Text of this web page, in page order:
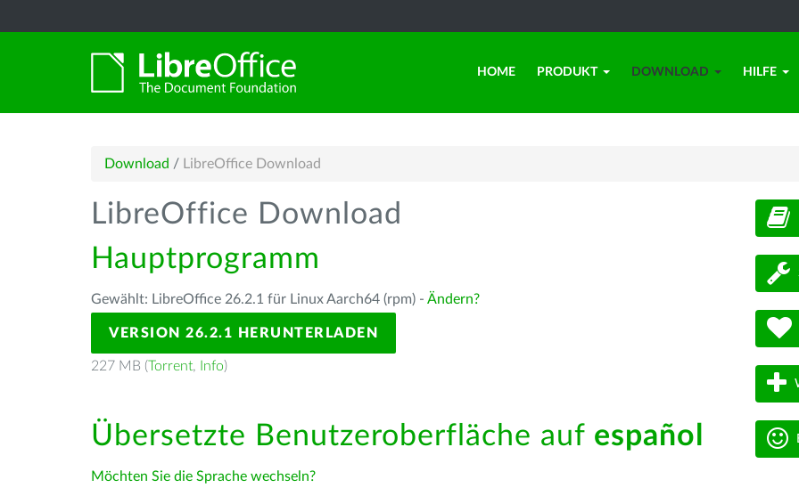
HOME PRODUKT DOWNLOAD HILFE
Download / LibreOffice Download
LibreOffice Download
Hauptprogramm
Gewählt: LibreOffice 26.2.1 für Linux Aarch64 (rpm) - Ändern?
VERSION 26.2.1 HERUNTERLADEN
227 MB (Torrent, Info)
Übersetzte Benutzeroberfläche auf español
Möchten Sie die Sprache wechseln?